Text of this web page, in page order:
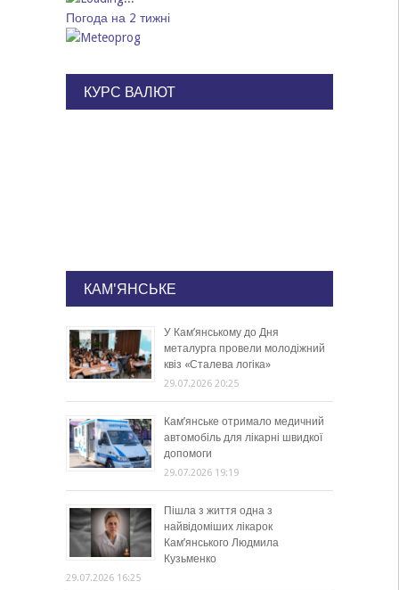
Погода на 2 тижні
КУРС ВАЛЮТ
КАМ'ЯНСЬКЕ
У Кам’янському до Дня
металурга провели молодіжний
квіз «Сталева логіка»
29.07.2026 20:25
Кам’янське отримало медичний
автомобіль для лікарні швидкої
допомоги
29.07.2026 19:19
Пішла з життя одна з
найвідоміших лікарок
Кам’янського Людмила
Кузьменко
29.07.2026 16:25